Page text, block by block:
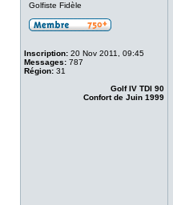
Golfiste Fidèle
Inscription: 20 Nov 2011, 09:45
Messages: 787
Région: 31
Golf IV TDI 90
Confort de Juin 1999